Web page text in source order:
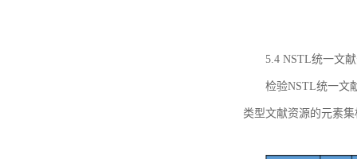
5.4 NSTL统一文
检验NSTL统一文
类型文献资源的元素